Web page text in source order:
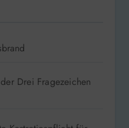
Drei Fragezeichen